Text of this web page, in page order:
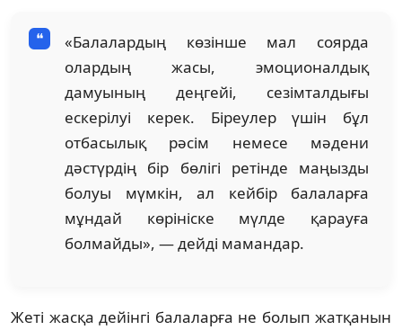
«Балалардың көзінше мал соярда
олардың жасы, эмоционалдық
дамуының деңгейі, сезімталдығы
ескерілуі керек. Біреулер үшін бұл
отбасылық рәсім немесе мәдени
дәстүрдің бір бөлігі ретінде маңызды
болуы мүмкін, ал кейбір балаларға
мұндай көрініске мүлде қарауға
болмайды», — дейді мамандар.
Жеті жасқа дейінгі балаларға не болып жатқанын